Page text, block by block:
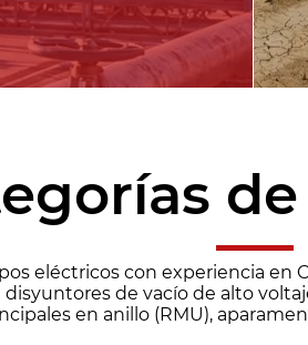
eléctricos con experiencia en
de vacío de alto
en anillo (RMU),